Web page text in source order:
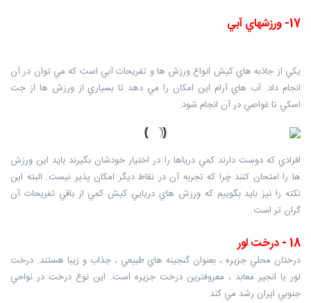
17- ورزشهاي آبي
يکي از جاذبه هاي کيش انواع ورزش ها و تفريحات آبي است که مي توان در آن
انجام داد. آب هاي آرام اين امکان را مي دهد تا بسياري از ورزش ها از جت
اسکي تا غواصي در آن انجام شود.
افرادي که دوست دارند کمي درياها را در اختيار خودشان بگيرند بايد اين ورزش
ها را امتحان کنند چرا که تجربه آن در نقاط ديگر امکان پذير نيست. البته اين
نکته را نيز بايد بگوييم که ورزش هاي دريايي کيش کمي از باقي تفريحات آن
گران تر است.
18 - درخت لور
درختان محلي جزيره ، بعنوان گنجينه هاي طبيعي ، جذاب و زيبا هستند. درخت
لور يا انجير معابد ، معروفترين درخت جزيره است. اين نوع درخت در نواحي
جنوبي ايران رشد مي کند.